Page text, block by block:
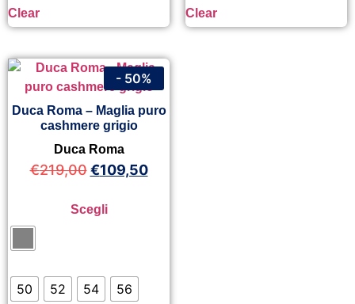
Clear Clear
Duca Roma – Maglia puro
cashmere grigio
Duca Roma
€219,00 €109,50
Scegli
50 52 54
56
- 50%